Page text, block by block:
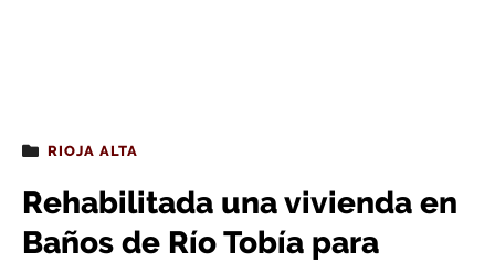
RIOJA ALTA
Rehabilitada una vivienda en
Baños de Río Tobía para